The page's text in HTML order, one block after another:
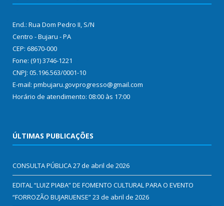
End.: Rua Dom Pedro II, S/N
Centro - Bujaru - PA
CEP: 68670-000
Fone: (91) 3746-1221
CNPJ: 05.196.563/0001-10
E-mail: pmbujaru.govprogresso@gmail.com
Horário de atendimento: 08:00 às 17:00
ÚLTIMAS PUBLICAÇÕES
CONSULTA PÚBLICA27 de abril de 2026
EDITAL “LUIZ PIABA” DE FOMENTO CULTURAL PARA O EVENTO
“FORROZÃO BUJARUENSE”23 de abril de 2026